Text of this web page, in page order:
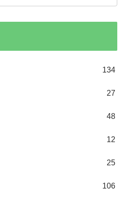
134
27
48
12
25
106